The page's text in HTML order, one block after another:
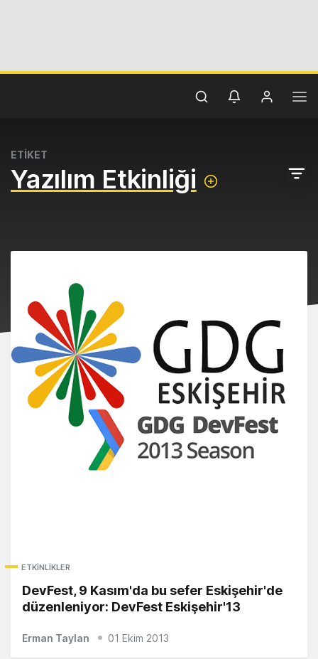
ETİKET
Yazılım Etkinliği
ETKINLIKLER
DevFest, 9 Kasım'da bu sefer Eskişehir'de
düzenleniyor: DevFest Eskişehir'13
Erman Taylan 01 Ekim 2013